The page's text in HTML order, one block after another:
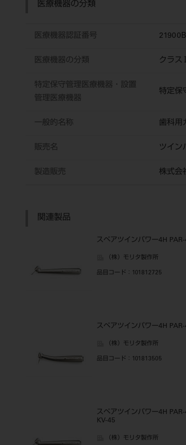
医療機器の分類
医療機器認証番号
医療機器の分類 クラ
特定保守管理医療機器・設置
管理医療機器
特定保
一般的名称 歯科用
販売名 ツイン
製造販売 株式会
関連製品
スペアツインパワー4H
（株）モリタ製作所
品目コード ：101812725
スペアツインパワー4H
（株）モリタ製作所
品目コード ：101813505
スペアツインパワー4H
KV-45
（株）モリタ製作所